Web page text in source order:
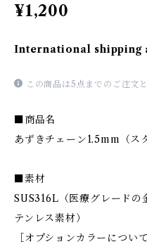
¥1,200
International shipping
この商品は5点までのご注文
■商品名
あずきチェーン1.5mm（ス
■素材
SUS316L（医療グレードの
テンレス素材）
［オプションカラーについて